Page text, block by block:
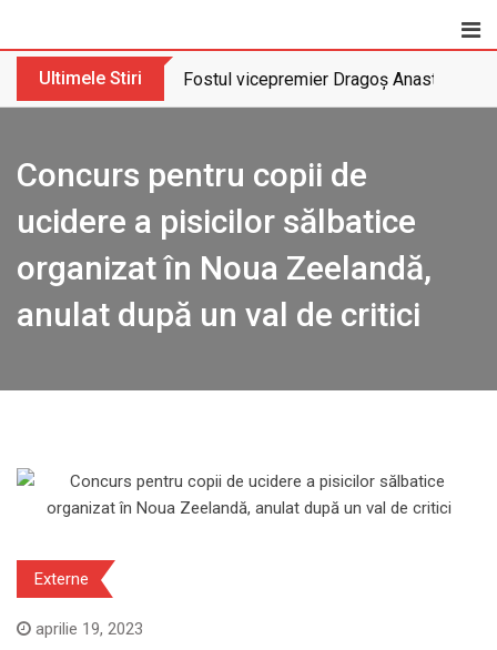
Ultimele Stiri Fostul vicepremier Dragoș Anastasiu
Concurs pentru copii de
ucidere a pisicilor sălbatice
organizat în Noua Zeelandă,
anulat după un val de critici
Externe
aprilie 19, 2023